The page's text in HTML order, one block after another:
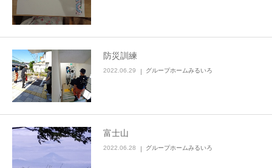
防災訓練
2022.06.29 グループホームみるいろ
富士山
2022.06.28 グループホームみるいろ